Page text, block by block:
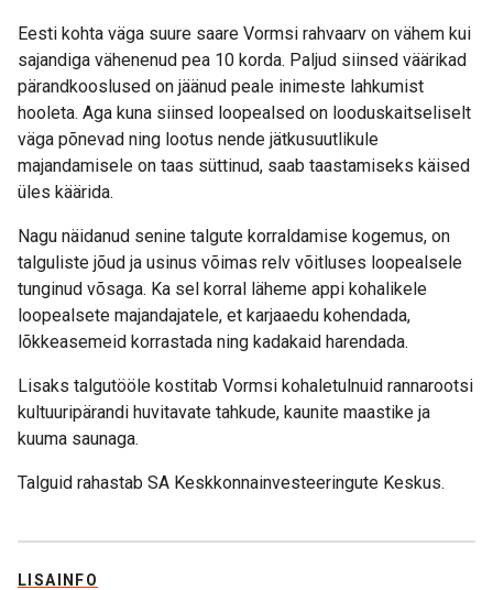
Eesti kohta väga suure saare Vormsi rahvaarv on vähem kui
sajandiga vähenenud pea 10 korda. Paljud siinsed väärikad
pärandkooslused on jäänud peale inimeste lahkumist
hooleta. Aga kuna siinsed loopealsed on looduskaitseliselt
väga põnevad ning lootus nende jätkusuutlikule
majandamisele on taas süttinud, saab taastamiseks käised
üles käärida.
Nagu näidanud senine talgute korraldamise kogemus, on
talguliste jõud ja usinus võimas relv võitluses loopealsele
tunginud võsaga. Ka sel korral läheme appi kohalikele
loopealsete majandajatele, et karjaaedu kohendada,
lõkkeasemeid korrastada ning kadakaid harendada.
Lisaks talgutööle kostitab Vormsi kohaletulnuid rannarootsi
kultuuripärandi huvitavate tahkude, kaunite maastike ja
kuuma saunaga.
Talguid rahastab SA Keskkonnainvesteeringute Keskus.
LISAINFO